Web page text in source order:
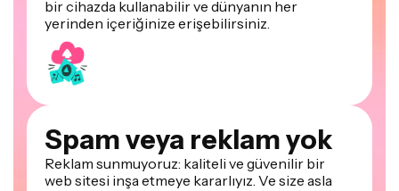
Spam veya reklam yok
Reklam sunmuyoruz: kaliteli ve güvenilir bir
web sitesi inşa etmeye kararlıyız. Ve size asla
spam göndermeyeceğiz ya da bilgilerinizi
kimseye satmayacağız.